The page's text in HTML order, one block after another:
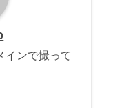
インで撮って